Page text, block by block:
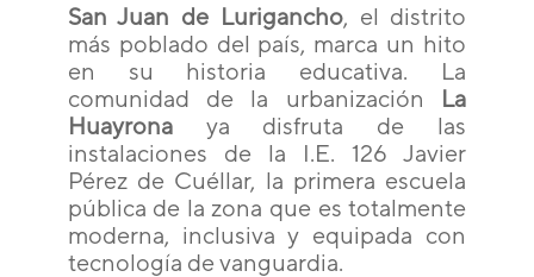
San Juan de Lurigancho, el distrito
más poblado del país, marca un hito
en su historia educativa. La
comunidad de la urbanización La
Huayronaya disfruta de las
instalaciones de la I.E. 126 Javier
Pérez de Cuéllar, la primera escuela
pública de la zona que es totalmente
moderna, inclusiva y equipada con
tecnología de vanguardia.